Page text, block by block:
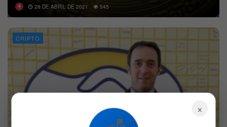
28 DE ABRIL DE 2021 545
CRIPTO
×